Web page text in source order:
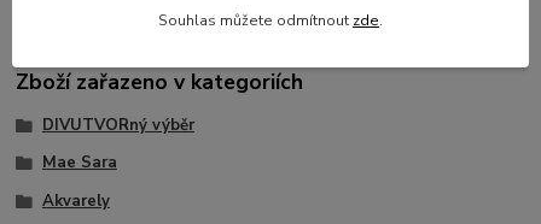
Zboží zařazeno v kategoriích
DIVUTVORný výběr
Mae Sara
Akvarely
Souhlas můžete odmítnout zde.